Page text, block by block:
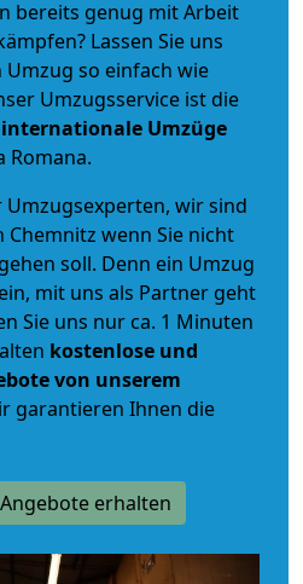
bereits genug mit Arbeit
Lassen Sie uns
so einfach wie
Umzugsservice ist die
Umzüge
Romana.
wir sind
wenn Sie nicht
soll. Denn ein Umzug
mit uns als Partner geht
Sie uns nur ca. 1 Minuten
kostenlose und
von unserem
garantieren Ihnen die
erhalten